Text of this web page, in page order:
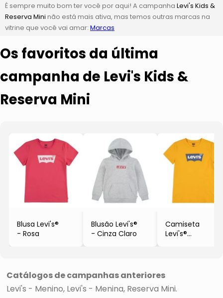
É sempre muito bom ter você por aqui! A campanha Levi's Kids &
Reserva Mini não está mais ativa, mas temos outras marcas na
vitrine que você vai amar: Marcas
Os favoritos da última
campanha de Levi's Kids &
Reserva Mini
Blusa Levi's®
- Rosa
Blusão Levi's®
- Cinza Claro
Camiseta
Levi's®
Catálogos de campanhas anteriores
Levi's - Menino Levi's - Menina Reserva Mini